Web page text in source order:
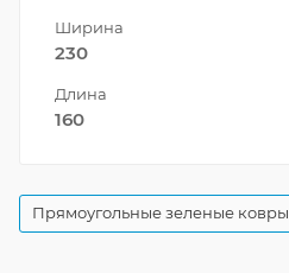
Ширина
230
Длина
160
Прямоугольные зеленые ковры